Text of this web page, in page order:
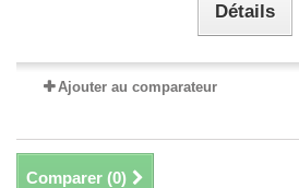
Détails
Ajouter au comparateur
Comparer (0)